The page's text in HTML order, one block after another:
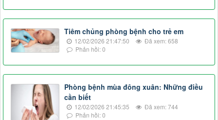
Tiêm chủng phòng bệnh cho trẻ em
12/02/2026 21:47:50
Đã xem: 658
Phản hồi: 0
Phòng bệnh mùa đông xuân: Những điều
cần biết
12/02/2026 21:45:35
Đã xem: 744
Phản hồi: 0